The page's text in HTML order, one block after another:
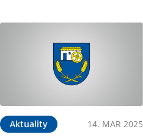
Aktuality 14. MAR 2025